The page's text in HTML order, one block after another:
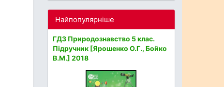
Найпопулярніше
ГДЗ Природознавство 5 клас.
Підручник [Ярошенко О.Г., Бойко
В.М.] 2018